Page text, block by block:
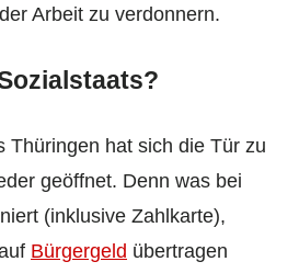
Arbeit zu verdonnern.
Thüringen hat sich die Tür zu
geöffnet. Denn was bei
(inklusive Zahlkarte),
Bürgergeld übertragen